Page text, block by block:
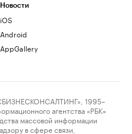
Новости
iOS
Android
AppGallery
1995–
агентства «РБК»
массовой информации
в сфере связи,